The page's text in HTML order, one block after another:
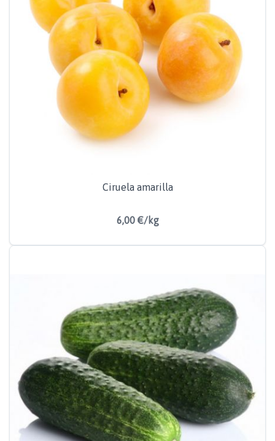
Ciruela amarilla
6,00 €/kg